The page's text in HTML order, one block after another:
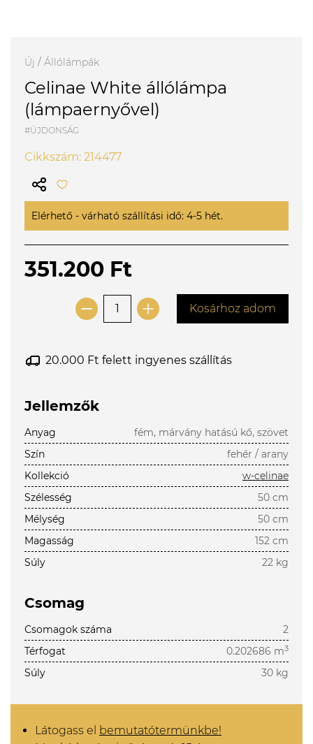
Új / Állólámpák
Celinae White állólámpa
(lámpaernyővel)
#ÚJDONSÁG
Cikkszám: 214477
Elérhető - várható szállítási idő: 4-5 hét.
351.200 Ft
Kosárhoz adom
20.000 Ft felett ingyenes szállítás
Jellemzők
Anyag
fém, márvány hatású kő, szövet
Szín
fehér / arany
Kollekció
w-celinae
Szélesség
50 cm
Mélység
50 cm
Magasság
152 cm
Súly
22 kg
Csomag
Csomagok száma
2
Térfogat
0.202686 m3
Súly 30 kg
Látogass el bemutatótermünkbe!